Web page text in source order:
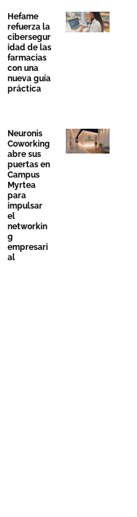
Hefame
refuerza la
cibersegur
idad de las
farmacias
con una
nueva guía
práctica
Neuronis
Coworking
abre sus
puertas en
Campus
Myrtea
para
impulsar
el
networkin
g
empresari
al